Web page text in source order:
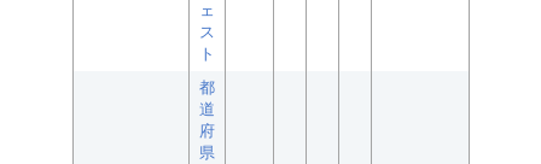
ェ
ス
ト
都
道
府
県